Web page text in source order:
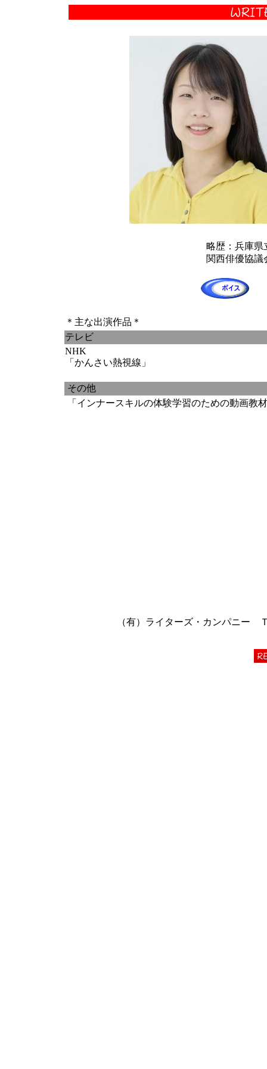
略歴：兵庫
関西俳優協議
＊主な出演作品＊
テレビ
NHK
「かんさい熱視線」
その他
「インナースキルの体験学習のための動画教
（有）ライターズ・カンパニ